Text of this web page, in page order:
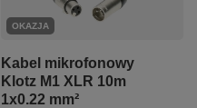
OKAZJA
Kabel mikrofonowy
Klotz M1 XLR 10m
1x0.22 mm²